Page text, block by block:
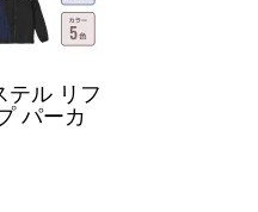
テル リフ
パーカ